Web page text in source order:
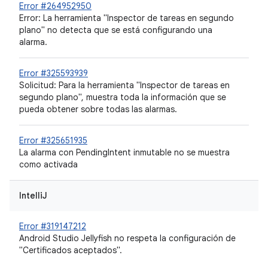
Error #264952950
Error: La herramienta "Inspector de tareas en segundo
plano" no detecta que se está configurando una
alarma.
Error #325593939
Solicitud: Para la herramienta "Inspector de tareas en
segundo plano", muestra toda la información que se
pueda obtener sobre todas las alarmas.
Error #325651935
La alarma con PendingIntent inmutable no se muestra
como activada
IntelliJ
Error #319147212
Android Studio Jellyfish no respeta la configuración de
"Certificados aceptados".